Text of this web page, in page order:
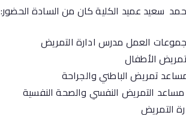
سعيد عميد الكلية كان من السادة الحضور:
مدرس ادارة التمريض
الأطفال
الباطني والجراحة
النفسي والصحة النفسية